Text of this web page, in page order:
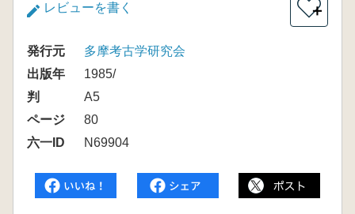
レビューを書く ＋
発行元
多摩考古学研究会
出版年
1985/
判
A5
ページ
80
六一ID
N69904